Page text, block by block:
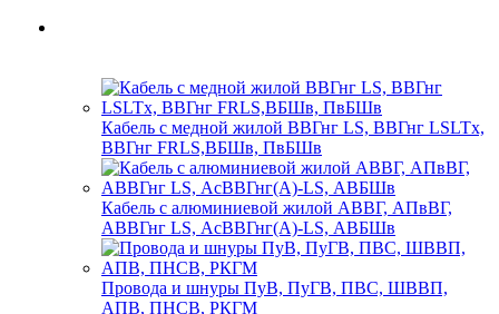
Кабель с медной жилой ВВГнг LS, ВВГнг LSLTx,
ВВГнг FRLS,ВБШв, ПвБШв
Кабель с алюминиевой жилой АВВГ, АПвВГ,
АВВГнг LS, АсВВГнг(А)-LS, АВБШв
Провода и шнуры ПуВ, ПуГВ, ПВС, ШВВП,
АПВ, ПНСВ, РКГМ